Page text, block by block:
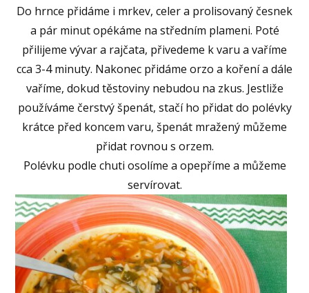
Do hrnce přidáme i mrkev, celer a prolisovaný česnek
a pár minut opékáme na středním plameni. Poté
přilijeme vývar a rajčata, přivedeme k varu a vaříme
cca 3-4 minuty. Nakonec přidáme orzo a koření a dále
vaříme, dokud těstoviny nebudou na zkus. Jestliže
používáme čerstvý špenát, stačí ho přidat do polévky
krátce před koncem varu, špenát mražený můžeme
přidat rovnou s orzem.
Polévku podle chuti osolíme a opepříme a můžeme
servírovat.